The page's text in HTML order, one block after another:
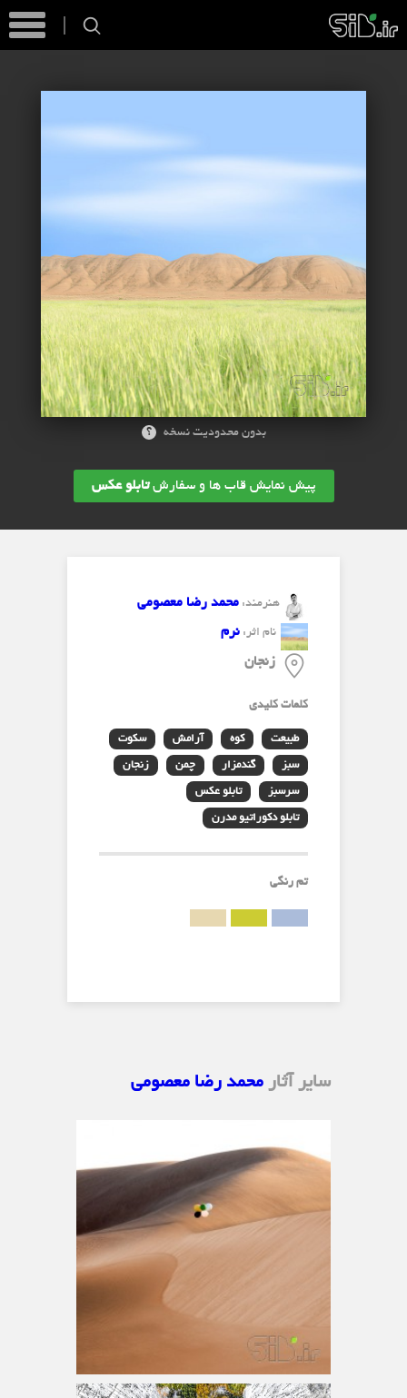
بدون محدودیت نسخه ؟
پیش نمایش قاب ها و سفارشتابلو عکس
هنرمند: محمد رضا معصومی
نام اثر: نرم
زنجان
کلمات کلیدی
طبیعت کوه آرامش سکوت
سبز گندمزار چمن زنجان
سرسبز تابلو عکس
تابلو دکوراتیو مدرن
تم رنگی
سایر آثار محمد رضا معصومی